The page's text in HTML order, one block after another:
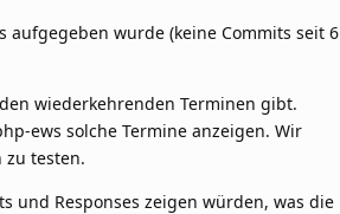
aufgegeben wurde (keine Commits seit 6
wiederkehrenden Terminen gibt.
ews solche Termine anzeigen. Wir
zu testen.
und Responses zeigen würden, was die